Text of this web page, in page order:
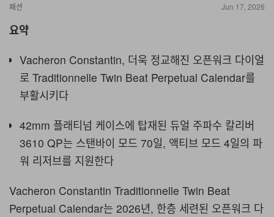
패션 Jun 17, 2026
요약
Vacheron Constantin, 더욱 정교해진 오픈워크 다이얼
로 Traditionnelle Twin Beat Perpetual Calendar를
부활시키다
42mm 플래티넘 케이스에 탑재된 듀얼 주파수 칼리버
3610 QP는 스탠바이 모드 70일, 액티브 모드 4일의 파
워 리저브를 지원한다
Vacheron Constantin Traditionnelle Twin Beat
Perpetual Calendar는 2026년, 한층 세련된 오픈워크 다